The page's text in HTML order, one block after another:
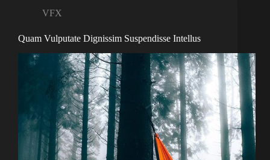
VFX
Quam Vulputate Dignissim Suspendisse Intellus